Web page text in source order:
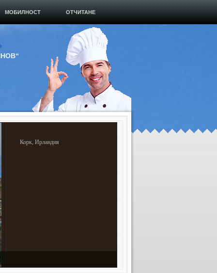
МОБИЛНОСТ ОТЧИТАНЕ
Корк, Ирландия